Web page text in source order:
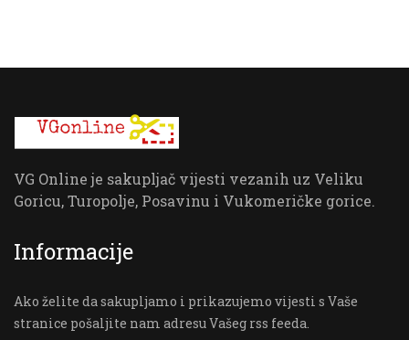
VG Online je sakupljač vijesti vezanih uz Veliku
Goricu, Turopolje, Posavinu i Vukomeričke gorice.
Informacije
Ako želite da sakupljamo i prikazujemo vijesti s Vaše
stranice pošaljite nam adresu Vašeg rss feeda.